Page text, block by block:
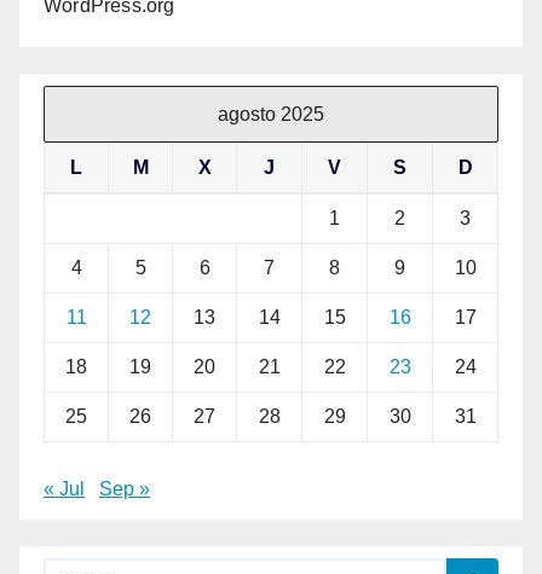
WordPress.org
agosto 2025
L M X J V S D
1 2 3
4 5 6 7 8 9 10
11 12 13 14 15 16 17
18 19 20 21 22 23 24
25 26 27 28 29 30 31
« Jul Sep »